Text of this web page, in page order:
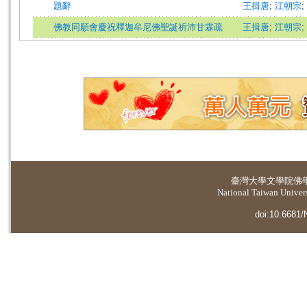
題辭 王揖唐; 江朝宗;
佛教同願會慶祝釋迦牟尼佛聖誕祈沛甘霖疏 王揖唐; 江朝宗;
臺灣大學文學院佛
National Taiwan
doi:10.6681/